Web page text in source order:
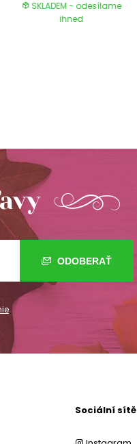
SKLADEM - odesílame
ihned
ODOBERAŤ
Sociální sítě